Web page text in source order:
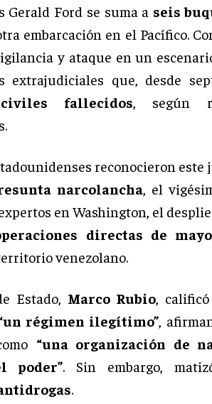
Gerald Ford se suma a seis
embarcación en el Pacífico.
y ataque en un
extrajudiciales que, desde
fallecidos , según
reconocieron este
narcolancha , el
en Washington, el
directas de
venezolano.
Estado, Marco Rubio ,
régimen ilegítimo” ,
“una organización de
poder”. Sin embargo,
.